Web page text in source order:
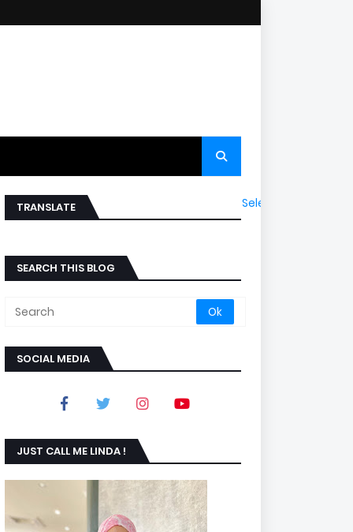
TRANSLATE Select Language
SEARCH THIS BLOG
SOCIAL MEDIA
JUST CALL ME LINDA !